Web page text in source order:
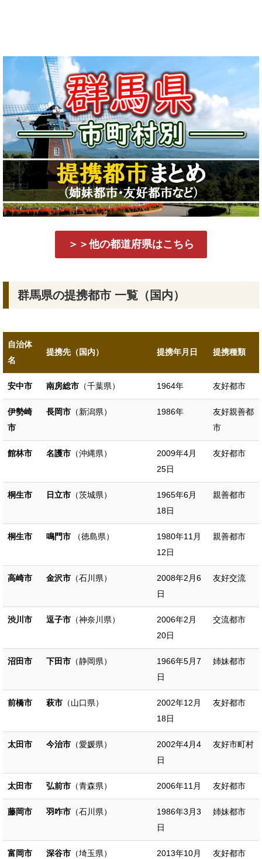
＞＞他の都道府県はこちら
群馬県の提携都市 一覧（国内）
自治体
名
提携先（国内） 提携年月日 提携種類
安中市 南房総市 （千葉県） 1964年 友好都市
伊勢崎
市
長岡市 （新潟県） 1986年
友好親善都
市
館林市 名護市 （沖縄県）
2009年4月
25日
友好都市
桐生市 日立市 （茨城県）
1965年6月
18日
親善都市
桐生市 鳴門市 （徳島県）
1980年11月
12日
親善都市
高崎市 金沢市 （石川県）
2008年2月6
日
友好交流
渋川市 逗子市 （神奈川県）
2006年2月
20日
交流都市
沼田市 下田市 （静岡県）
1966年5月7
日
姉妹都市
前橋市 萩市 （山口県）
2002年12月
18日
友好都市
太田市 今治市 （愛媛県）
2002年4月4
日
友好市町村
太田市 弘前市 （青森県） 2006年11月 友好都市
藤岡市 羽咋市 （石川県）
1986年3月3
日
姉妹都市
富岡市 深谷市 （埼玉県）
2013年10月
友好都市